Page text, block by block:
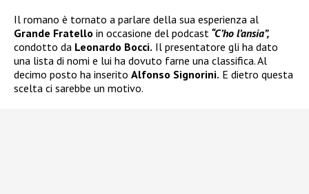
Il romano è tornato a parlare della sua esperienza al
Grande Fratello in occasione del podcast “C’ho l’ansia”,
condotto da Leonardo Bocci. Il presentatore gli ha dato
una lista di nomi e lui ha dovuto farne una classifica. Al
decimo posto ha inserito Alfonso Signorini. E dietro questa
scelta ci sarebbe un motivo.